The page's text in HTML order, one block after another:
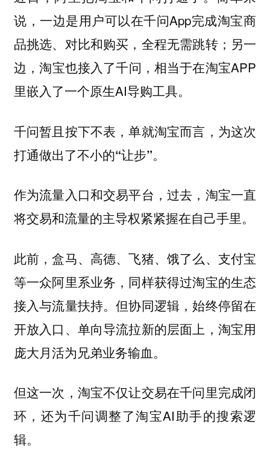
说，一边是用户可以在千问App完成淘宝商
品挑选、对比和购买，全程无需跳转；另一
边，淘宝也接入了千问，相当于在淘宝APP
里嵌入了一个原生AI导购工具。
千问暂且按下不表，单就淘宝而言，为这次
打通做出了不小的“让步”。
作为流量入口和交易平台，过去，淘宝一直
将交易和流量的主导权紧紧握在自己手里。
此前，盒马、高德、飞猪、饿了么、支付宝
等一众阿里系业务，同样获得过淘宝的生态
接入与流量扶持。但协同逻辑，始终停留在
开放入口、单向导流拉新的层面上，淘宝用
庞大月活为兄弟业务输血。
但这一次，淘宝不仅让交易在千问里完成闭
环，还为千问调整了淘宝AI助手的搜索逻
辑。